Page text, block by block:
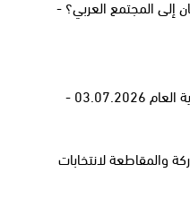
إلى المجتمع العربي؟ -
والمقاطعة لانتخابات